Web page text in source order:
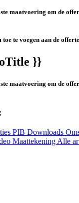
maatvoering om de
te voegen aan de
}}
maatvoering om de
PIB Downloads
Maattekening Alle